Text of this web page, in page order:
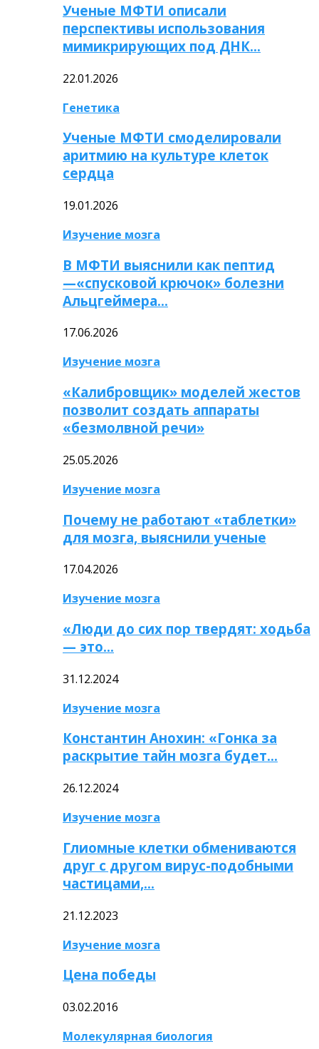
Ученые МФТИ описали
перспективы использования
мимикрирующих под ДНК…
22.01.2026
Генетика
Ученые МФТИ смоделировали
аритмию на культуре клеток
сердца
19.01.2026
Изучение мозга
В МФТИ выяснили как пептид
—«спусковой крючок» болезни
Альцгеймера…
17.06.2026
Изучение мозга
«Калибровщик» моделей жестов
позволит создать аппараты
«безмолвной речи»
25.05.2026
Изучение мозга
Почему не работают «таблетки»
для мозга, выяснили ученые
17.04.2026
Изучение мозга
«Люди до сих пор твердят: ходьба
— это…
31.12.2024
Изучение мозга
Константин Анохин: «Гонка за
раскрытие тайн мозга будет…
26.12.2024
Изучение мозга
Глиомные клетки обмениваются
друг с другом вирус-подобными
частицами,…
21.12.2023
Изучение мозга
Цена победы
03.02.2016
Молекулярная биология